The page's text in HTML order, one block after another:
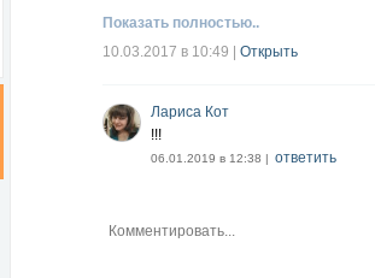
Показать полностью..
10.03.2017 в 10:49
Открыть
Лариса Кот
!!!
06.01.2019 в 12:38 | ответить